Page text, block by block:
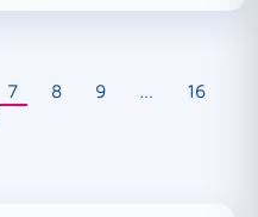
7 8 9 …
16